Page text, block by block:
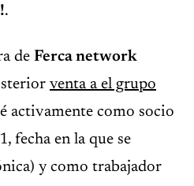
.
de Ferca network
venta a el grupo
activamente como socio
fecha en la que se
y como trabajador